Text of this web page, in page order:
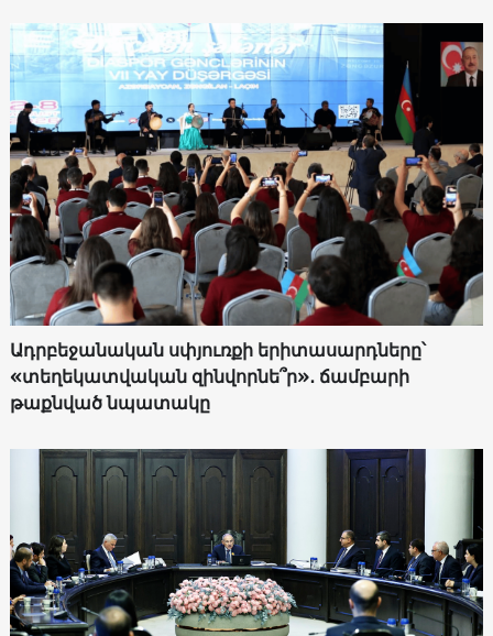
Ադրբեջանական սփյուռքի երիտասարդները՝
«տեղեկատվական զինվորնե՞ր»․ ճամբարի
թաքնված նպատակը